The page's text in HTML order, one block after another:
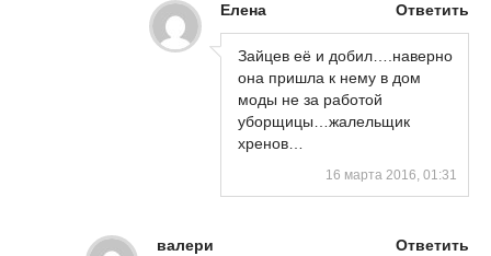
Елена Ответить
Зайцев её и добил….наверно
она пришла к нему в дом
моды не за работой
уборщицы…жалельщик
хренов…
16 марта 2016, 01:31
валери Ответить